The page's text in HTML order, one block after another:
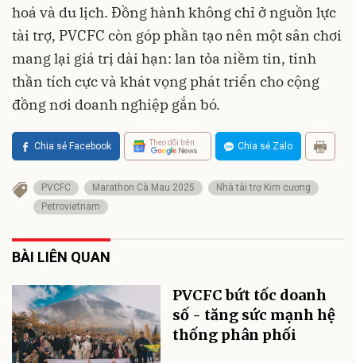
hoá và du lịch. Đồng hành không chỉ ở nguồn lực
tài trợ, PVCFC còn góp phần tạo nên một sân chơi
mang lại giá trị dài hạn: lan tỏa niềm tin, tinh
thần tích cực và khát vọng phát triển cho cộng
đồng nơi doanh nghiệp gắn bó.
Chia sẻ Facebook Theo dõi trên Chia sẻ Zalo
PVCFC Marathon Cà Mau 2025
Nhà tài trợ Kim cương
Petrovietnam
BÀI LIÊN QUAN
PVCFC bứt tốc doanh
số - tăng sức mạnh hệ
thống phân phối